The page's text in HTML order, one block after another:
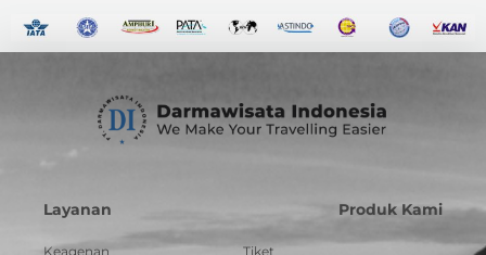
Layanan
Keagenan
Produk Kami
Tiket